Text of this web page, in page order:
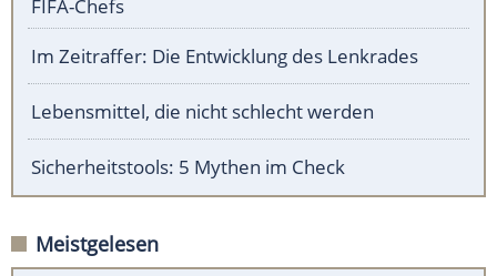
FIFA-Chefs
Im Zeitraffer: Die Entwicklung des Lenkrades
Lebensmittel, die nicht schlecht werden
Sicherheitstools: 5 Mythen im Check
Meistgelesen